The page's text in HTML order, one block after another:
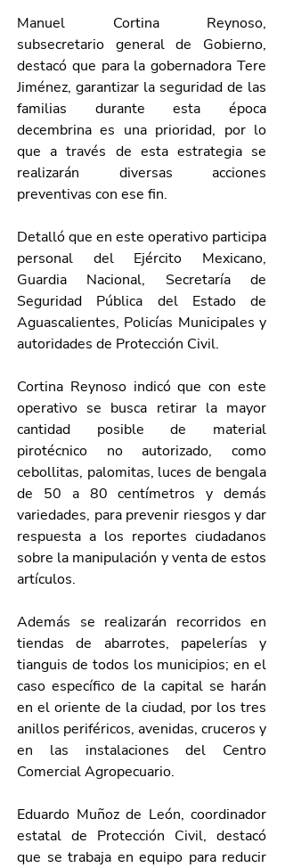
Manuel Cortina Reynoso,
subsecretario general de Gobierno,
destacó que para la gobernadora Tere
Jiménez, garantizar la seguridad de las
familias durante esta época
decembrina es una prioridad, por lo
que a través de esta estrategia se
realizarán diversas acciones
preventivas con ese fin.
Detalló que en este operativo participa
personal del Ejército Mexicano,
Guardia Nacional, Secretaría de
Seguridad Pública del Estado de
Aguascalientes, Policías Municipales y
autoridades de Protección Civil.
Cortina Reynoso indicó que con este
operativo se busca retirar la mayor
cantidad posible de material
pirotécnico no autorizado, como
cebollitas, palomitas, luces de bengala
de 50 a 80 centímetros y demás
variedades, para prevenir riesgos y dar
respuesta a los reportes ciudadanos
sobre la manipulación y venta de estos
artículos.
Además se realizarán recorridos en
tiendas de abarrotes, papelerías y
tianguis de todos los municipios; en el
caso específico de la capital se harán
en el oriente de la ciudad, por los tres
anillos periféricos, avenidas, cruceros y
en las instalaciones del Centro
Comercial Agropecuario.
Eduardo Muñoz de León, coordinador
estatal de Protección Civil, destacó
que se trabaja en equipo para reducir